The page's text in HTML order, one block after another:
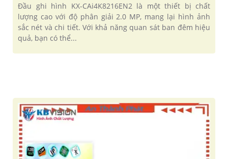
Đầu ghi hình KX-CAi4K8216EN2 là một thiết bị chất
lượng cao với độ phân giải 2.0 MP, mang lại hình ảnh
sắc nét và chi tiết. Với khả năng quan sát ban đêm hiệu
quả, bạn có thể...